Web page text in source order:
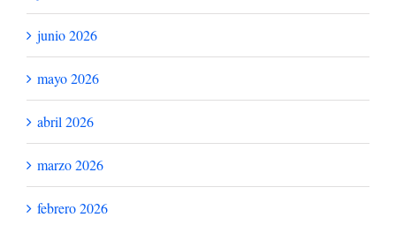
académicos 1979-80 a 2010-11.
Noticias Recientes
Valle del Sacramento
Circular Water Economy 101: curso introductorio